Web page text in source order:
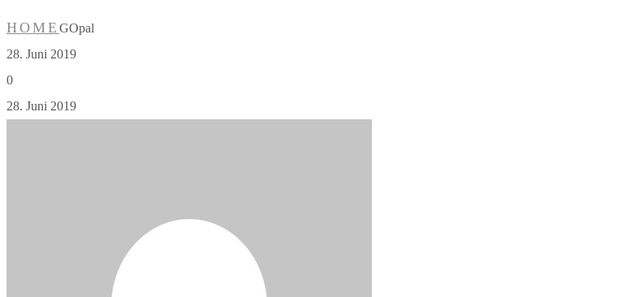
HOME GOpal
28. Juni 2019
0
28. Juni 2019